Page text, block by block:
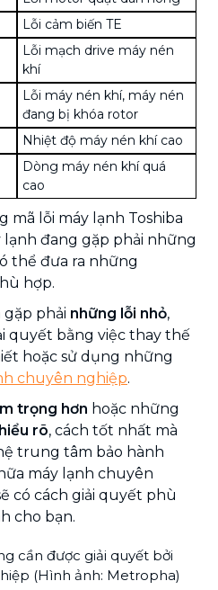
Lỗi cảm biến TE
Lỗi mạch drive máy nén
khí
Lỗi máy nén khí, máy nén
đang bị khóa rotor
Nhiệt độ máy nén khí cao
Dòng máy nén khí quá
cao
mã lỗi máy lạnh Toshiba
lạnh đang gặp phải những
thể đưa ra những
hợp.
phải những lỗi nhỏ,
quyết bằng việc thay thế
hoặc sử dụng những
chuyên nghiệp.
trọng hơn hoặc những
rõ, cách tốt nhất mà
trung tâm bảo hành
máy lạnh chuyên
có cách giải quyết phù
cho bạn.